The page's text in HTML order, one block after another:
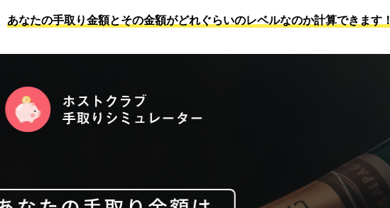
あなたの手取り金額とその金額がどれぐらいのレベルなのか計算できます！